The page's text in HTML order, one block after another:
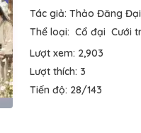
Tác giả: Thảo Đăng
Thể loại: Cổ đại Cưới
Lượt xem: 2,903
Lượt thích: 3
Tiến độ: 28/143